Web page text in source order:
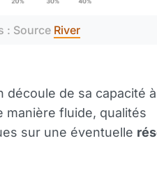
: Source River
découle de sa capacité
fluide, qualités
sur une éventuelle